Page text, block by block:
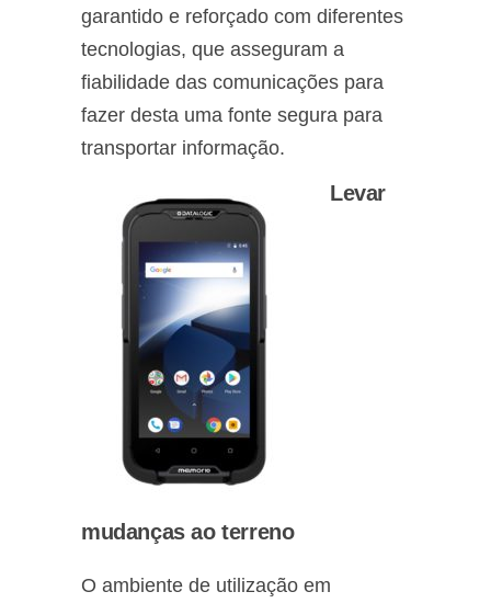
garantido e reforçado com diferentes
tecnologias, que asseguram a
fiabilidade das comunicações para
fazer desta uma fonte segura para
transportar informação.
Levar
mudanças ao terreno
O ambiente de utilização em